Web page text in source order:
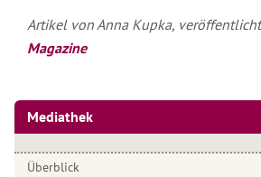
Artikel von Anna Kupka,
Magazine
Mediathek
Überblick